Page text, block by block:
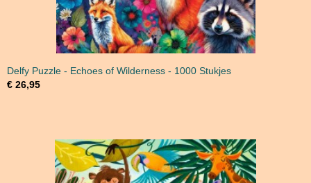
Delfy Puzzle - Echoes of Wilderness - 1000 Stukjes
€ 26,95